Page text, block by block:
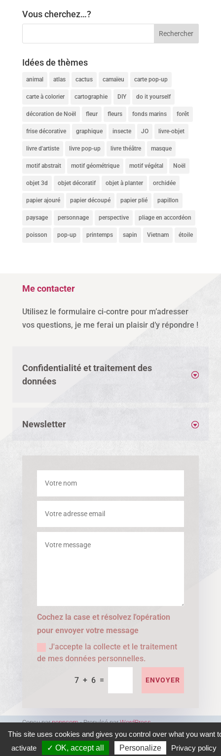
Vous cherchez…?
Idées de thèmes
animal atlas cactus camaïeu carte pop-up
carte à colorier cartographie DIY do it yourself
décoration de Noël fleur fleurs fonds marins forêt
frise décorative graphique insecte JO livre-objet
livre d'artiste livre pop-up livre théâtre masque
motif abstrait motif géométrique motif végétal Noël
objet 3d objet décoratif objet à planter orchidée
papier ajouré papier découpé papier plié papillon
paysage personnage perspective pliage en accordéon
poisson pop-up printemps sapin Vietnam étoile
Me contacter
Utilisez le formulaire ci-contre pour m’adresser
vos questions, je me ferai un plaisir d’y répondre !
Confidentialité et traitement des
données
Newsletter
Cochez la case et résolvez l'opération
pour envoyer votre message
J'accepte la collecte et le traitement
de mes données personnelles.
7 + 6 = ENVOYER
Conçu parpopncom⋅ Propulsé parWordPress
This site uses cookies and gives you control over what you want
activate
✓ OK, accept all Personalize Privacy policy